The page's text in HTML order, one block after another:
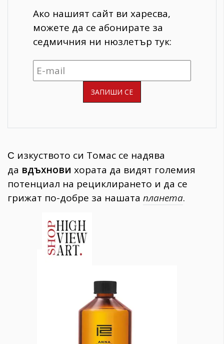
Ако нашият сайт ви харесва,
можете да се абонирате за
седмичния ни нюзлетър тук:
С изкуството си Томас се надява
да вдъхнови хората да видят големия
потенциал на рециклирането и да се
грижат по-добре за нашата планета.